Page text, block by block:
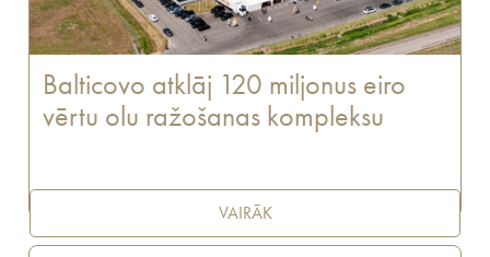
Balticovo atklāj 120 miljonus eiro
vērtu olu ražošanas kompleksu
VAIRĀK